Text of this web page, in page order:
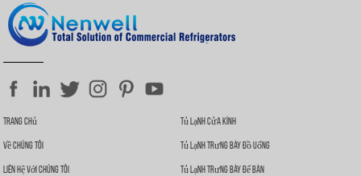
Trang Chủ
Về Chúng Tôi
Liên Hệ Với Chúng Tôi
Tủ Lạnh Cửa Kính
Tủ Lạnh Trưng Bày Đồ Uống
Tủ Lạnh Trưng Bày Để Bàn